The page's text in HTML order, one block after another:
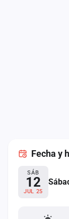
Fecha y
SÁB
12
JUL 25
Administración
Contacto